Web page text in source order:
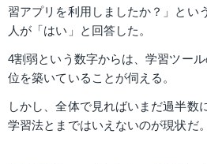
習アプリを利用しましたか？」とい
人が「はい」と回答した。
4割弱という数字からは、学習ツー
位を築いていることが伺える。
しかし、全体で見ればいまだ過半数
学習法とまではいえないのが現状だ。